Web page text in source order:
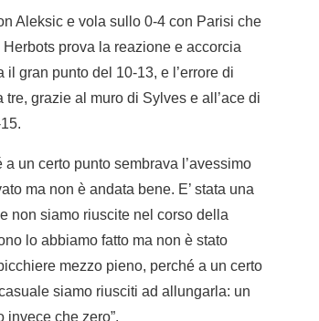
Aleksic e vola sullo 0-4 con Parisi che
prova la reazione e accorcia
gran punto del 10-13, e l’errore di
grazie al muro di Sylves e all’ace di
un certo punto sembrava l’avessimo
ma non è andata bene. E’ stata una
non siamo riuscite nel corso della
lo abbiamo fatto ma non è stato
mezzo pieno, perché a un certo
siamo riusciti ad allungarla: un
invece che zero”.